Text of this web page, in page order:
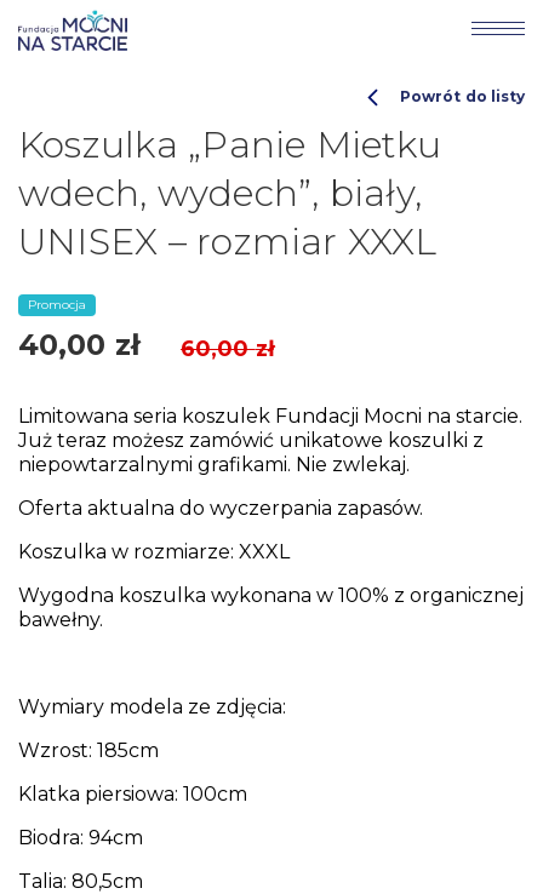
Koszulka „Panie Mietku
wdech, wydech”, biały,
UNISEX – rozmiar XXXL
Powrót do listy
Promocja
40,00 zł 60,00zł
Limitowana seria koszulek Fundacji Mocni na starcie.
Już teraz możesz zamówić unikatowe koszulki z
niepowtarzalnymi grafikami. Nie zwlekaj.
Oferta aktualna do wyczerpania zapasów.
Koszulka w rozmiarze: XXXL
Wygodna koszulka wykonana w 100% z organicznej
bawełny.
Wymiary modela ze zdjęcia:
Wzrost: 185cm
Klatka piersiowa: 100cm
Biodra: 94cm
Talia: 80,5cm